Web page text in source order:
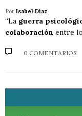
Por Isabel Díaz
“La guerra
colaboración entre
0 COMENTARIOS